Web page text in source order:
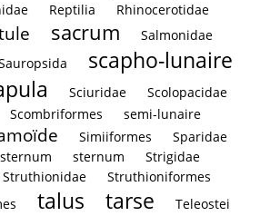
Reptilia
Rhinocerotidae
sacrum
Salmonidae
scapho-lunaire
Sciuridae
Scolopacidae
Scombriformes
semi-lunaire
Simiiformes
Sparidae
sternum sternum
Strigidae
Struthionidae
Struthioniformes
talus tarse
Teleostei